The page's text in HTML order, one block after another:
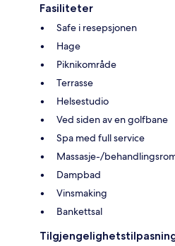
Fasiliteter
Safe i resepsjonen
Hage
Piknikområde
Terrasse
Helsestudio
Ved siden av en golfbane
Spa med full service
Massasje-/
Dampbad
Vinsmaking
Bankettsal